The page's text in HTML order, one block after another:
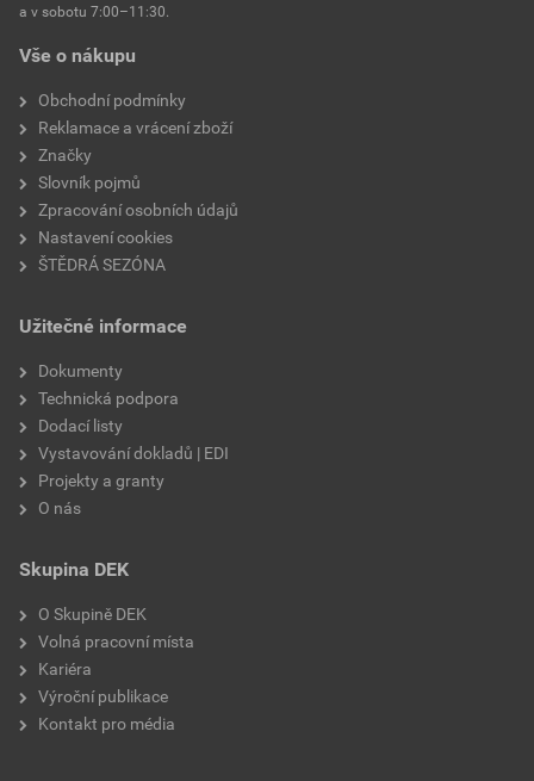
Vše o nákupu
Obchodní podmínky
Reklamace a vrácení zboží
Značky
Slovník pojmů
Zpracování osobních údajů
Nastavení cookies
ŠTĚDRÁ SEZÓNA
Užitečné informace
Dokumenty
Technická podpora
Dodací listy
Vystavování dokladů | EDI
Projekty a granty
O nás
Skupina DEK
O Skupině DEK
Volná pracovní místa
Kariéra
Výroční publikace
Kontakt pro média
a v sobotu 7:00–11:30.